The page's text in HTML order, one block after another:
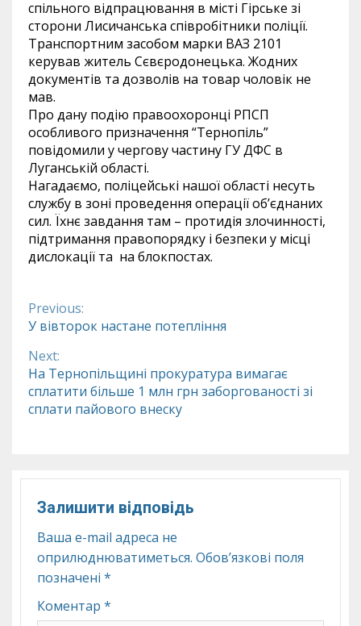
спільного відпрацювання в місті Гірське зі
сторони Лисичанська співробітники поліції.
Транспортним засобом марки ВАЗ 2101
керував житель Сєвєродонецька. Жодних
документів та дозволів на товар чоловік не
мав.
Про дану подію правоохоронці РПСП
особливого призначення “Тернопіль”
повідомили у чергову частину ГУ ДФС в
Луганській області.
Нагадаємо, поліцейські нашої області несуть
службу в зоні проведення операції об’єднаних
сил. Їхнє завдання там – протидія злочинності,
підтримання правопорядку і безпеки у місці
дислокації та на блокпостах.
Continue
Reading
Previous:
У вівторок настане потепління
Next:
На Тернопільщині прокуратура вимагає
сплатити більше 1 млн грн заборгованості зі
сплати пайового внеску
Залишити відповідь
Ваша e-mail адреса не
оприлюднюватиметься. Обов’язкові поля
позначені *
Коментар *